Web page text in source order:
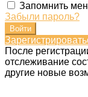
Запомнить
Забыли пароль?
После
отслеживание
другие новые